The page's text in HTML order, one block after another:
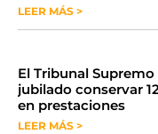
LEER MÁS >
​El Tribunal
jubilado conservar
en prestaciones
LEER MÁS >